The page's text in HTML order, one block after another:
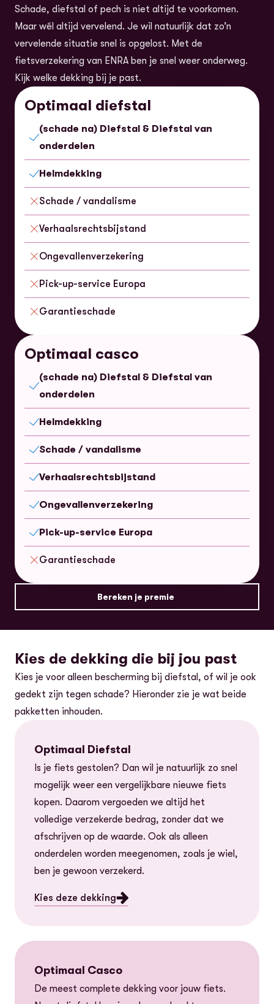
Schade, diefstal of pech is niet altijd te voorkomen.
Maar wél altijd vervelend. Je wil natuurlijk dat zo’n
vervelende situatie snel is opgelost. Met de
fietsverzekering van ENRA ben je snel weer onderweg.
Kijk welke dekking bij je past.
Optimaal diefstal
Inbegrepen
(schade na) Diefstal & Diefstal van
onderdelen
Helmdekking
Schade / vandalisme
Verhaalsrechtsbijstand
Niet inbegrepen
Ongevallenverzekering
Niet inbegrepen
Pick-up-service Europa
Garantieschade
Optimaal casco
Inbegrepen
(schade na) Diefstal & Diefstal van
onderdelen
Helmdekking
Schade / vandalisme
Verhaalsrechtsbijstand
Inbegrepen
Ongevallenverzekering
Inbegrepen
Pick-up-service Europa
Garantieschade
Bereken je premie
Kies de dekking die bij jou past
Kies je voor alleen bescherming bij diefstal, of wil je ook
gedekt zijn tegen schade? Hieronder zie je wat beide
pakketten inhouden.
Optimaal Diefstal
Is je fiets gestolen? Dan wil je natuurlijk zo snel
mogelijk weer een vergelijkbare nieuwe fiets
kopen. Daarom vergoeden we altijd het
volledige verzekerde bedrag, zonder dat we
afschrijven op de waarde. Ook als alleen
onderdelen worden meegenomen, zoals je wiel,
ben je gewoon verzekerd.
Kies deze dekking
Optimaal Casco
De meest complete dekking voor jouw fiets.